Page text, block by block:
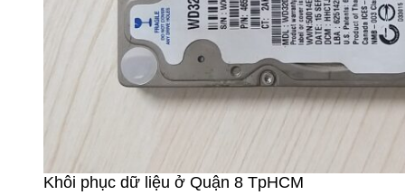
Khôi phục dữ liệu ở Quận 8 TpHCM